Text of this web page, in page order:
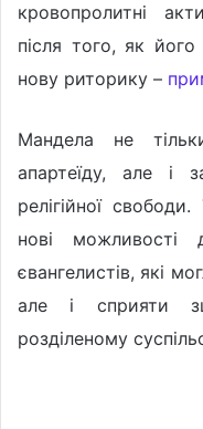
кровопролитні
після того, як
нову риторику –
Мандела не
апартеїду, але і
релігійної
нові можливості
євангелистів, які
але і сприяти
розділеному